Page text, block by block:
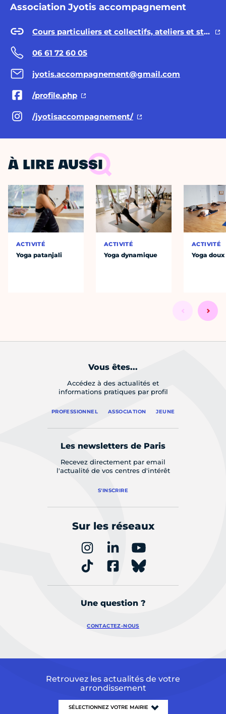
Association Jyotis accompagnement
Cours particuliers et collectifs, ateliers et stages de yoga
06 61 72 60 05
jyotis.accompagnement@gmail.com
/profile.php
/jyotisaccompagnement/
À LIRE AUSSI
ACTIVITÉ
Yoga patanjali
ACTIVITÉ
Yoga dynamique
ACTIVITÉ
Yoga doux
Vous êtes...
Accédez à des actualités et
informations pratiques par profil
PROFESSIONNEL ASSOCIATION JEUNE
Les newsletters de Paris
Recevez directement par email
l'actualité de vos centres d'intérêt
S'INSCRIRE
Sur les réseaux
Une question ?
CONTACTEZ-NOUS
Retrouvez les actualités de votre
arrondissement